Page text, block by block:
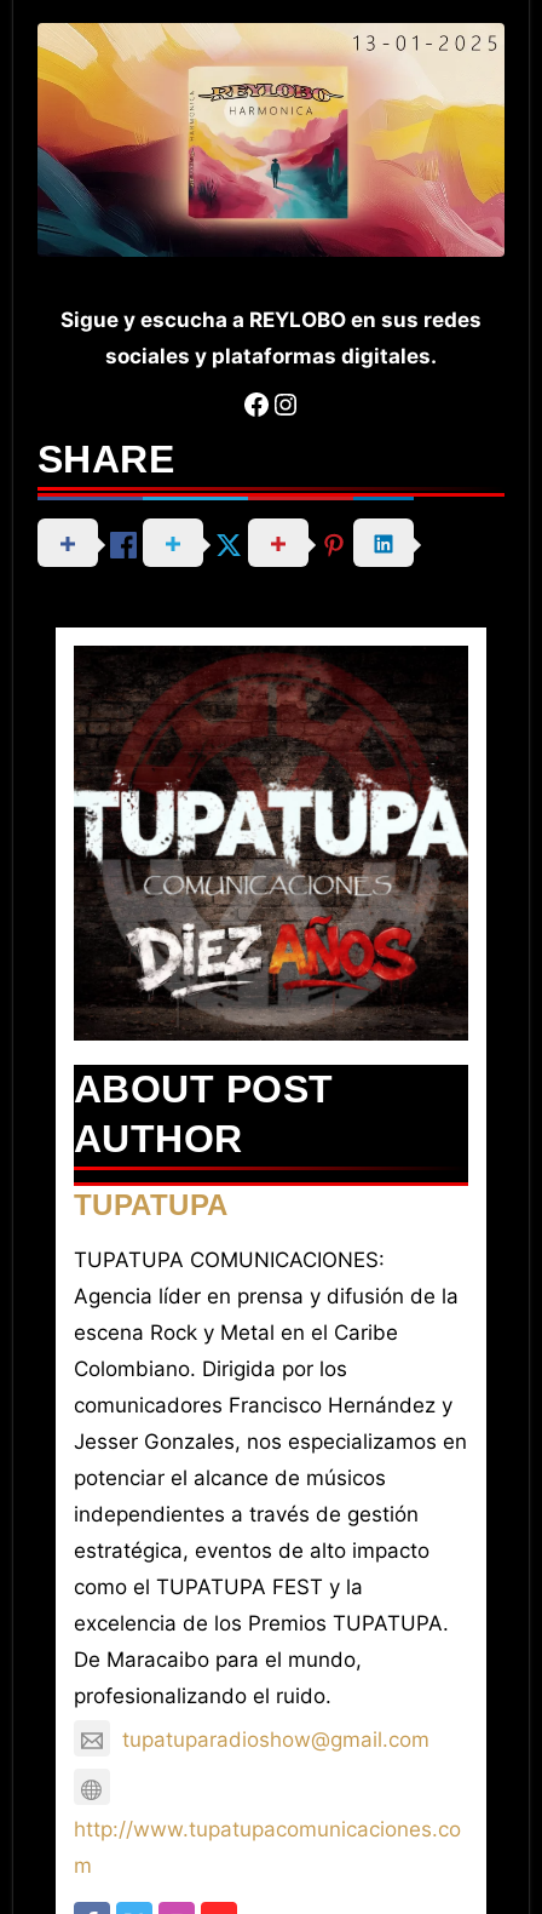
Sigue y escucha a REYLOBO en sus redes
sociales y plataformas digitales.
Facebook Instagram
SHARE
ABOUT POST
AUTHOR
TUPATUPA
TUPATUPA COMUNICACIONES:
Agencia líder en prensa y difusión de la
escena Rock y Metal en el Caribe
Colombiano. Dirigida por los
comunicadores Francisco Hernández y
Jesser Gonzales, nos especializamos en
potenciar el alcance de músicos
independientes a través de gestión
estratégica, eventos de alto impacto
como el TUPATUPA FEST y la
excelencia de los Premios TUPATUPA.
De Maracaibo para el mundo,
profesionalizando el ruido.
tupatuparadioshow@gmail.com
http://www.tupatupacomunicaciones.co
m